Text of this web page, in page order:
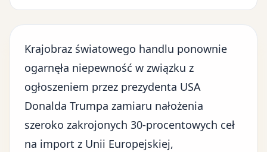
Krajobraz światowego handlu ponownie
ogarnęła niepewność w związku z
ogłoszeniem przez prezydenta USA
Donalda Trumpa zamiaru nałożenia
szeroko zakrojonych 30-procentowych ceł
na import z Unii Europejskiej,